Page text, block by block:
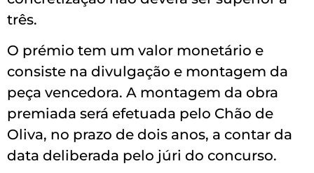
três.
O prémio tem um valor monetário e
consiste na divulgação e montagem da
peça vencedora. A montagem da obra
premiada será efetuada pelo Chão de
Oliva, no prazo de dois anos, a contar da
data deliberada pelo júri do concurso.